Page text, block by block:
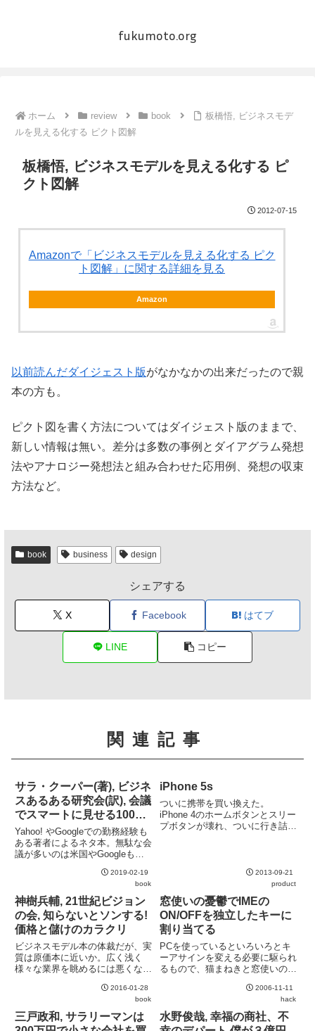
fukumoto.org
ホーム review book
板橋悟, ビジネスモデ
ルを見える化する ピクト図解
板橋悟, ビジネスモデルを見える化する ピ
クト図解
2012-07-15
Amazonで「ビジネスモデルを見える化する ピク
ト図解」に関する詳細を見る
Amazon
以前読んだダイジェスト版がなかなかの出来だったので親
本の方も。
ピクト図を書く方法についてはダイジェスト版のままで、
新しい情報は無い。差分は多数の事例とダイアグラム発想
法やアナロジー発想法と組み合わせた応用例、発想の収束
方法など。
book business design
シェアする
X Facebook はてブ
LINE コピー
関連記事
サラ・クーパー(著), ビジネ
スあるある研究会(訳), 会議
でスマートに見せる100の
方法
Yahoo! やGoogleでの勤務経験も
ある著者によるネタ本。無駄な会
議が多いのは米国やGoogleも例
2019-02-19
book
iPhone 5s
ついに携帯を買い換えた。
iPhone 4のホームボタンとスリー
プボタンが壊れ、ついに行き詰ま
近所のauショップでは品切れ。
2013-09-21
product
神樹兵輔, 21世紀ビジョン
の会, 知らないとソンする!
価格と儲けのカラクリ
ビジネスモデル本の体裁だが、実
質は原価本に近いか。広く浅く
様々な業界を眺めるには悪くな
係はともかく、農業や外食の安全
性などの専門外の記述は不正確と
までは言わないまでも悪意が感じ
られるものが多いため話半分で。
2016-01-28
book
窓使いの憂鬱でIMEの
ON/OFFを独立したキーに
割り当てる
PCを使っているといろいろとキ
ーアサインを変える必要に駆られ
るもので、猫まねきと窓使いの憂
きだけで必要としている用途には
USBキーボードに対応していな
いために、USBキーボード付の
2006-11-11
hack
三戸政和, サラリーマンは
水野俊哉, 幸福の商社、不